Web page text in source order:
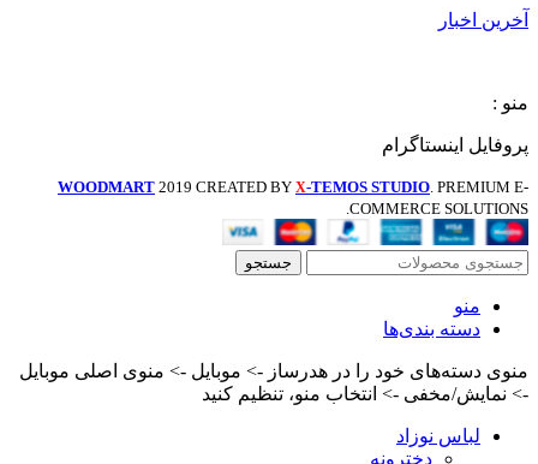
آخرین اخبار
منو :
پروفایل اینستاگرام
WOODMART 2019 CREATED BY X-TEMOS STUDIO . PREMIUM E-
COMMERCE SOLUTIONS.
جستجو
منو
دسته بندی‌ها
منوی دسته‌های خود را در هدرساز -> موبایل -> منوی اصلی موبایل
-> نمایش/مخفی -> انتخاب منو، تنظیم کنید
لباس نوزاد
دخترونه